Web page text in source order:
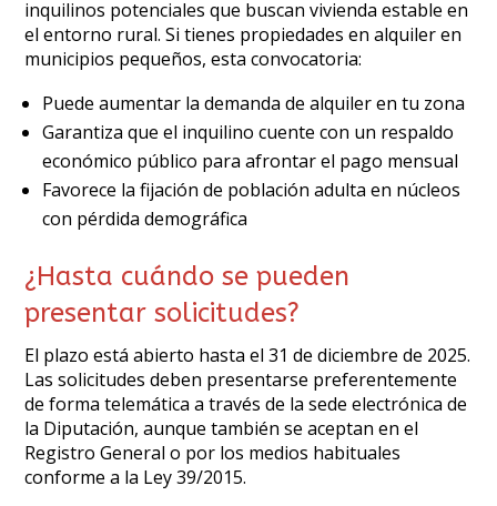
inquilinos potenciales que buscan vivienda estable en
el entorno rural. Si tienes propiedades en alquiler en
municipios pequeños, esta convocatoria:
Puede aumentar la demanda de alquiler en tu zona
Garantiza que el inquilino cuente con un respaldo
económico público para afrontar el pago mensual
Favorece la fijación de población adulta en núcleos
con pérdida demográfica
¿Hasta cuándo se pueden
presentar solicitudes?
El plazo está abierto hasta el 31 de diciembre de 2025.
Las solicitudes deben presentarse preferentemente
de forma telemática a través de la sede electrónica de
la Diputación, aunque también se aceptan en el
Registro General o por los medios habituales
conforme a la Ley 39/2015.